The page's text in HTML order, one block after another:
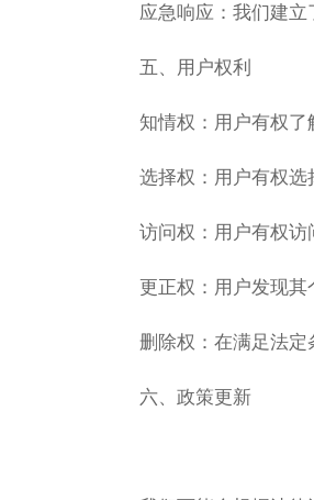
应急响应‌：我们建立
五、用户权利
知情权‌：用户有权了
选择权‌：用户有权选
访问权‌：用户有权访
更正权‌：用户发现其
删除权‌：在满足法定
六、政策更新